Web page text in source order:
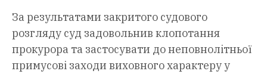
За результатами закритого судового
розгляду суд задовольнив клопотання
прокурора та застосувати до неповнолітньої
примусові заходи виховного характеру у